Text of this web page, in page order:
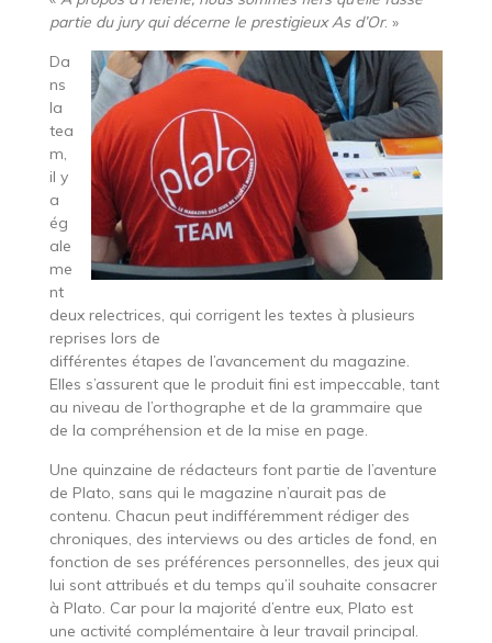
partie du jury qui décerne le prestigieux As d’Or. »
Da
ns
la
tea
m,
il y
a
ég
ale
me
nt
deux relectrices, qui corrigent les textes à plusieurs
reprises lors de
différentes étapes de l’avancement du magazine.
Elles s’assurent que le produit fini est impeccable, tant
au niveau de l’orthographe et de la grammaire que
de la compréhension et de la mise en page.
Une quinzaine de rédacteurs font partie de l’aventure
de Plato, sans qui le magazine n’aurait pas de
contenu. Chacun peut indifféremment rédiger des
chroniques, des interviews ou des articles de fond, en
fonction de ses préférences personnelles, des jeux qui
lui sont attribués et du temps qu’il souhaite consacrer
à Plato. Car pour la majorité d’entre eux, Plato est
une activité complémentaire à leur travail principal.